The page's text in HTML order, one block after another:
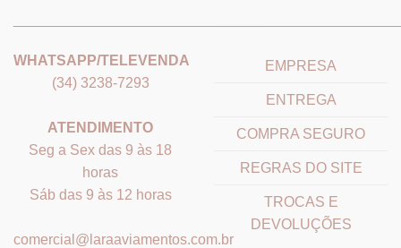
WHATSAPP/TELEVENDA
(34) 3238-7293
ATENDIMENTO
Seg a Sex das 9 às 18
horas
Sáb das 9 às 12 horas
comercial@laraaviamentos.com.br
EMPRESA
ENTREGA
COMPRA SEGURO
REGRAS DO SITE
TROCAS E
DEVOLUÇÕES